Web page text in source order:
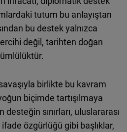
tutum bu anlayıştan
bu destek yalnızca
değil, tarihten doğan
birlikte bu kavram
biçimde tartışılmaya
desteğin sınırları, uluslararası
özgürlüğü gibi başlıklar,